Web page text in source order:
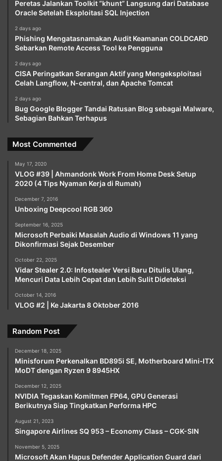
Peretas Jalankan Toolkit “khunt” Langsung dari Database
Oracle Setelah Eksploitasi SQL Injection
2 days ago
Phishing Mengatasnamakan Audit Keamanan COLDCARD
Sebarkan Remote Access Tool ke Pengguna
2 days ago
CISA Peringatkan Serangan Aktif yang Mengeksploitasi
Celah Langflow, N-central, dan Apache Tomcat
2 days ago
Bug Google Blogger Tandai Ratusan Blog sebagai Malware,
Sebagian Bahkan Terhapus
Most Commented
May 17, 2020
VLOG #39 | Ahmandonk Work From Home Desk Setup
2020 (4 Tips Nyaman Kerja di Rumah)
December 7, 2016
Unboxing Deepcool RGB 360
September 16, 2025
Microsoft Perbaiki Masalah Audio di Windows 11 yang
Dikonfirmasi Sejak Desember
October 22, 2025
Vidar Stealer 2.0: Infostealer Versi Baru Ditulis Ulang,
Mencuri Data Lebih Cepat dan Lebih Sulit Dideteksi
October 14, 2016
VLOG #2 | Ke Jakarta 8 Oktober 2016
Random Post
December 18, 2025
Minisforum Perkenalkan BD895i SE, Motherboard Mini‑ITX
MoDT dengan Ryzen 9 8945HX
December 12, 2025
NVIDIA Tegaskan Komitmen FP64, GPU Generasi
Berikutnya Siap Tingkatkan Performa HPC
August 21, 2023
Singapore Airlines SQ 953 – Economy Class – CGK-SIN
November 5, 2025
Microsoft Akan Hapus Defender Application Guard dari